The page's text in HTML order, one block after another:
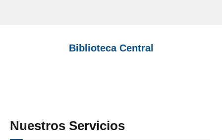
Biblioteca Central
Nuestros Servicios